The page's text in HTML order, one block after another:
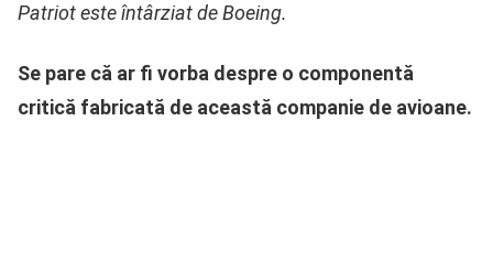
Patriot este întârziat de Boeing.
Se pare că ar fi vorba despre o componentă
critică fabricată de această companie de avioane.